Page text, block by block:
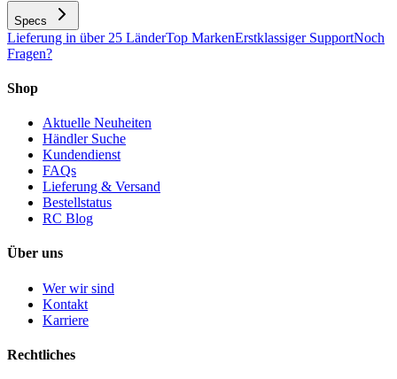
Specs
Lieferung in über 25 LänderTop MarkenErstklassiger SupportNoch
Fragen?
Shop
Aktuelle Neuheiten
Händler Suche
Kundendienst
FAQs
Lieferung & Versand
Bestellstatus
RC Blog
Über uns
Wer wir sind
Kontakt
Karriere
Rechtliches